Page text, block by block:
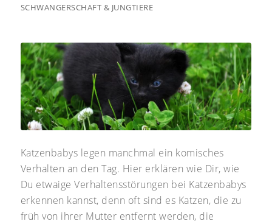
SCHWANGERSCHAFT & JUNGTIERE
Katzenbabys legen manchmal ein komisches
Verhalten an den Tag. Hier erklären wie Dir, wie
Du etwaige Verhaltensstörungen bei Katzenbabys
erkennen kannst, denn oft sind es Katzen, die zu
früh von ihrer Mutter entfernt werden, die